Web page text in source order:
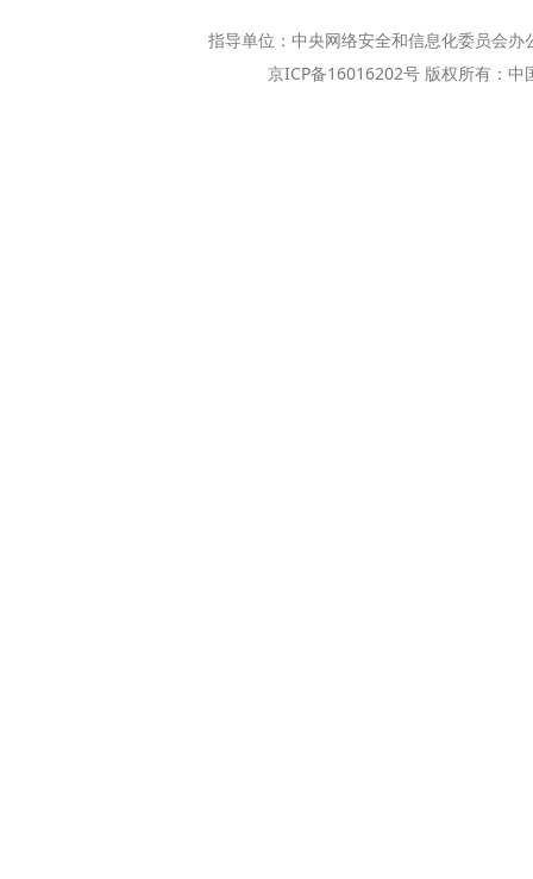
指导单位：中央网络安全和信息化委员会
京ICP备16016202号 版权所有：